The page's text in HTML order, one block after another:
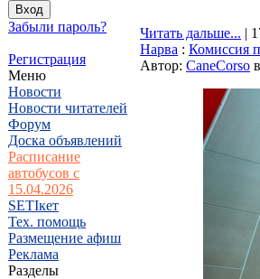
Забыли пароль?
Регистрация
Меню
Новости
Новости читателей
Форум
Доска объявлений
Расписание
автобусов с
15.04.2026
SETIкет
Тех. помощь
Размещение афиш
Реклама
Разделы
Читать дальше... |
Нарва : Комиссия
Автор: CaneCorso